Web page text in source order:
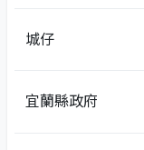
城仔
宜蘭縣政府